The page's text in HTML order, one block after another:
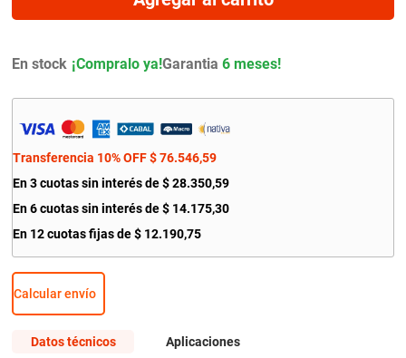
En stock Garantia 6 meses!
Transferencia 10% OFF $ 76.546,59
En 3 cuotas sin interés de $ 28.350,59
En 6 cuotas sin interés de$ 14.175,30
En 12 cuotas fijas de $ 12.190,75
Calcular envío
Datos técnicos Aplicaciones